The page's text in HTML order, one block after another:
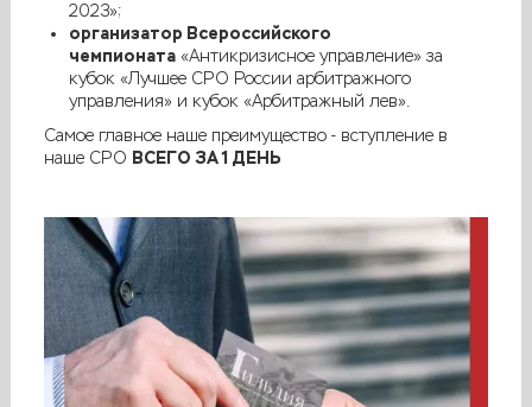
2023»;
организатор Всероссийского
чемпионата«Антикризисное управление» за
кубок «Лучшее СРО России арбитражного
управления» и кубок «Арбитражный лев».
Самое главное наше преимущество - вступление в
наше СРО ВСЕГО ЗА 1 ДЕНЬ